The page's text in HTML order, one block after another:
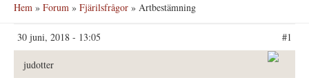
Hem » Forum » Fjärilsfrågor » Artbestämning
30 juni, 2018 - 13:05 #1
judotter